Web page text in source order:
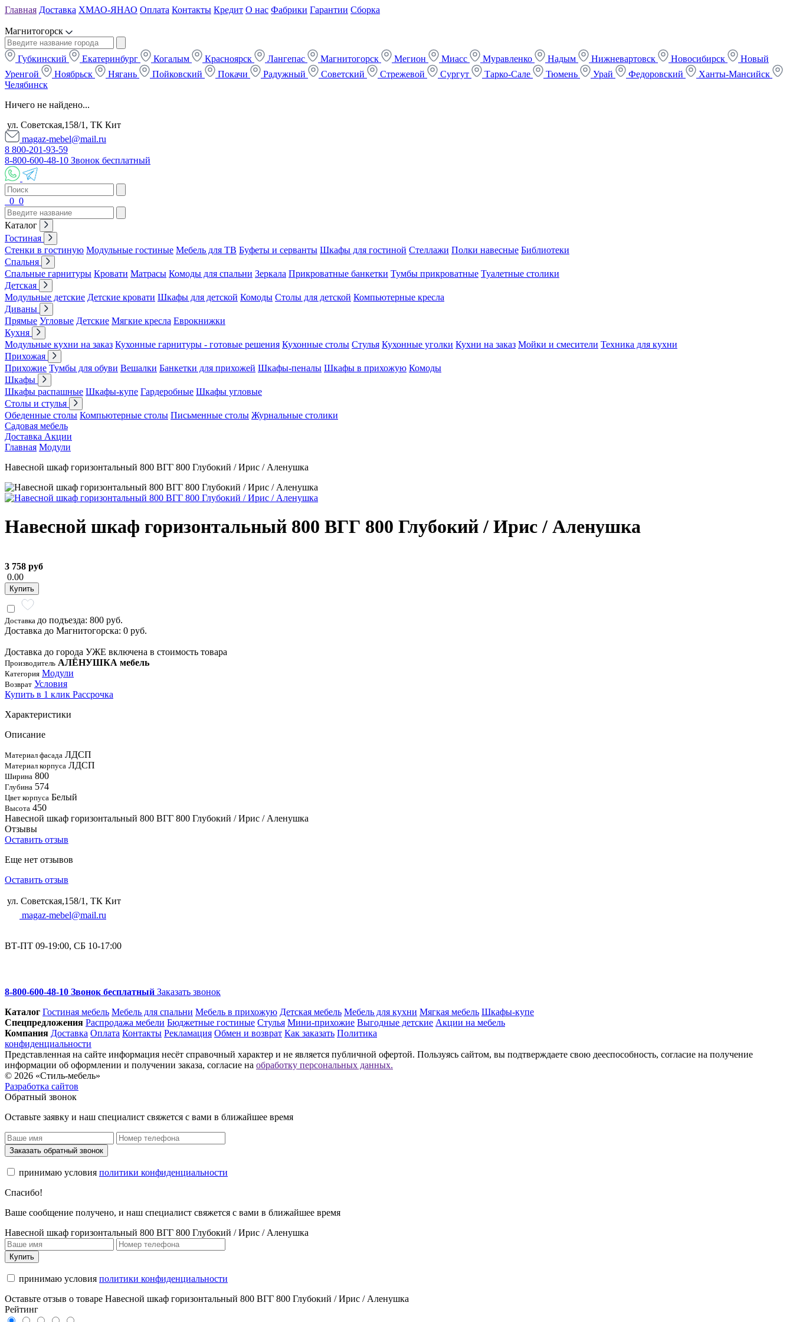
Главная Доставка ХМАО-ЯНАО Оплата Контакты Кредит О нас Фабрики Гарантии Сборка
Магнитогорск
Губкинский Екатеринбург Когалым Красноярск Лангепас Магнитогорск Мегион Миасс Муравленко Надым Нижневартовск Новосибирск
Новый
Уренгой
Ноябрьск Нягань Пойковский Покачи Радужный Советский Стрежевой Сургут Тарко-Сале Тюмень Урай Федоровский
Ханты-Мансийск
Челябинск
Ничего не найдено...
ул. Советская,158/1, ТК Кит
magaz-mebel@mail.ru
8 800-201-93-59
8-800-600-48-10 Звонок бесплатный
0 0
Каталог
Гостиная
Стенки в гостиную Модульные гостиные Мебель для ТВ Буфеты и серванты Шкафы для гостиной Стеллажи Полки навесные Библиотеки
Спальня
Спальные гарнитуры Кровати Матрасы Комоды для спальни Зеркала Прикроватные банкетки Тумбы прикроватные Туалетные столики
Детская
Модульные детские Детские кровати Шкафы для детской Комоды Столы для детской Компьютерные кресла
Диваны
Прямые Угловые Детские Мягкие кресла Еврокнижки
Кухня
Модульные кухни на заказ Кухонные гарнитуры - готовые решения Кухонные столы Стулья Кухонные уголки Кухни на заказ Мойки и смесители Техника для кухни
Прихожая
Прихожие Тумбы для обуви Вешалки Банкетки для прихожей Шкафы-пеналы Шкафы в прихожую Комоды
Шкафы
Шкафы распашные Шкафы-купе Гардеробные Шкафы угловые
Столы и стулья
Обеденные столы Компьютерные столы Письменные столы Журнальные столики
Садовая мебель
Доставка Акции
Главная Модули
Навесной шкаф горизонтальный 800 ВГГ 800 Глубокий / Ирис / Аленушка
Навесной шкаф горизонтальный 800 ВГГ 800 Глубокий / Ирис / Аленушка
3 758 руб
0.00
Купить
Доставка до подъезда: 800 руб.
Доставка до Магнитогорска: 0 руб.
Доставка до города УЖЕ включена в стоимость товара
Производитель АЛЁНУШКА мебель
Категория Модули
Возврат Условия
Купить в 1 клик Рассрочка
Характеристики
Описание
Материал фасада ЛДСП
Материал корпуса ЛДСП
Ширина 800
Глубина 574
Цвет корпуса Белый
Высота 450
Навесной шкаф горизонтальный 800 ВГГ 800 Глубокий / Ирис / Аленушка
Отзывы
Оставить отзыв
Еще нет отзывов
Оставить отзыв
ул. Советская,158/1, ТК Кит
magaz-mebel@mail.ru
ВТ-ПТ 09-19:00, СБ 10-17:00
8-800-600-48-10 Звонок бесплатный Заказать звонок
Каталог Гостиная мебель Мебель для спальни Мебель в прихожую Детская мебель Мебель для кухни Мягкая мебель Шкафы-купе
Спец­предложения Распродажа мебели Бюджетные гостиные Стулья Мини-прихожие Выгодные детские Акции на мебель
Компания Доставка Оплата Контакты Рекламация Обмен и возврат Как заказать Политика
конфиденциальности
Представленная на сайте информация несёт справочный характер и не является публичной офертой. Пользуясь сайтом, вы подтверждаете свою дееспособность, согласие на получение
информации об оформлении и получении заказа, согласие на обработку персональных данных.
© 2026 «Стиль-мебель»
Разработка сайтов
Обратный звонок
Оставьте заявку и наш специалист свяжется с вами в ближайшее время
Заказать обратный звонок
принимаю условия политики конфиденциальности
Спасибо!
Ваше сообщение получено, и наш специалист свяжется с вами в ближайшее время
Навесной шкаф горизонтальный 800 ВГГ 800 Глубокий / Ирис / Аленушка
Купить
принимаю условия политики конфиденциальности
Оставьте отзыв о товаре Навесной шкаф горизонтальный 800 ВГГ 800 Глубокий / Ирис / Аленушка
Рейтинг